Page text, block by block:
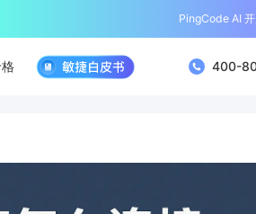
PingCode AI
400-